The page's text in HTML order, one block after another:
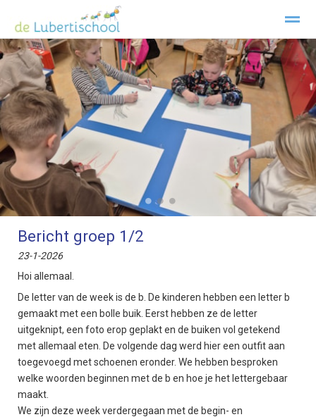
Welkom Lubertischool Texel Kopwerk Privacy
Home Zoeken Facebook
● ● ●
Bericht groep 1/2
23-1-2026
Hoi allemaal.
De letter van de week is de b. De kinderen hebben een letter b
gemaakt met een bolle buik. Eerst hebben ze de letter
uitgeknipt, een foto erop geplakt en de buiken vol getekend
met allemaal eten. De volgende dag werd hier een outfit aan
toegevoegd met schoenen eronder. We hebben besproken
welke woorden beginnen met de b en hoe je het lettergebaar
maakt.
We zijn deze week verdergegaan met de begin- en